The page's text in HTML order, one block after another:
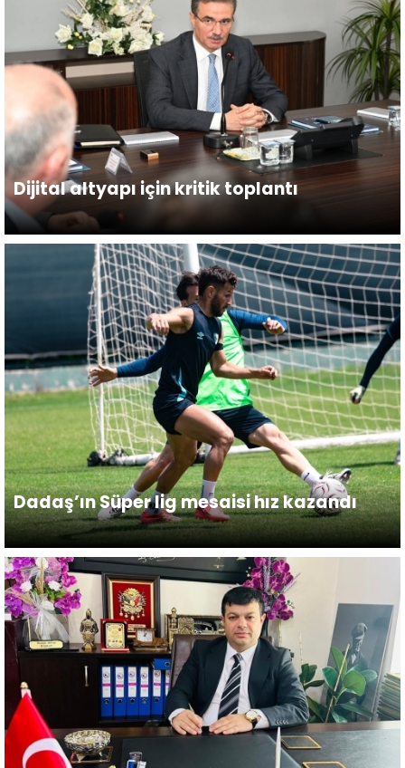
Dijital altyapı için kritik toplantı
Dadaş’ın Süper lig mesaisi hız kazandı